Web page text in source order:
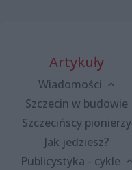
Artykuły
Wiadomości
Szczecin w budowie
Szczecińscy pionierzy
Jak jedziesz?
Publicystyka - cykle